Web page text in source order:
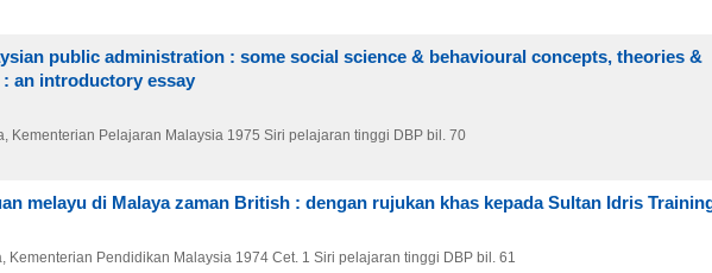
public administration : some social science & behavioural concepts, theories &
an introductory essay
Kementerian Pelajaran Malaysia 1975 Siri pelajaran tinggi DBP bil. 70
melayu di Malaya zaman British : dengan rujukan khas kepada Sultan Idris
Kementerian Pendidikan Malaysia 1974 Cet. 1 Siri pelajaran tinggi DBP bil. 61